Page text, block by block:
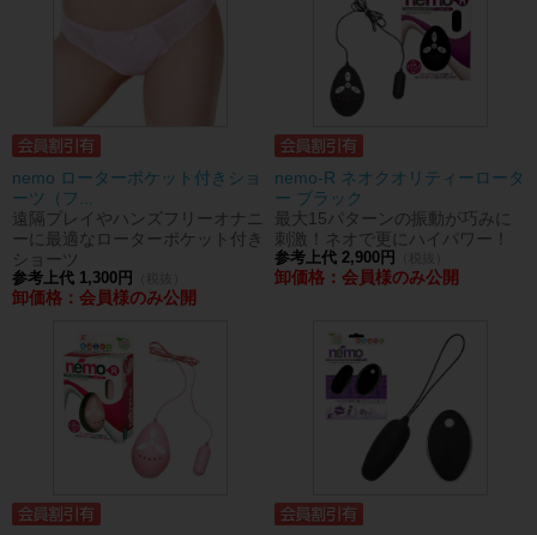
nemo ローターポケット付きショ
ーツ（フ...
遠隔プレイやハンズフリーオナニ
ーに最適なローターポケット付き
ショーツ
参考上代 1,300円
卸価格：会員様のみ公開
nemo-R ネオクオリティーロータ
ー ブラック
最大15パターンの振動が巧みに
刺激！ネオで更にハイパワー！
参考上代 2,900円
卸価格：会員様のみ公開